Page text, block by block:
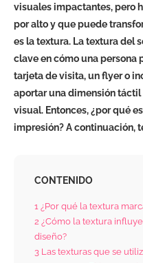
visuales impactantes, pero
por alto y que puede
es la textura. La textura del
clave en cómo una persona
tarjeta de visita, un flyer o
aportar una dimensión
visual. Entonces, ¿por qué
impresión? A continuación,
CONTENIDO
1 ¿Por qué la textura
2 ¿Cómo la textura
diseño?
3 Las texturas que se